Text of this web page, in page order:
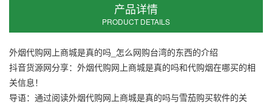
产品详情
PRODUCT DETAILS
外烟代购网上商城是真的吗_怎么网购台湾的东西的介绍
抖音货源网分享：外烟代购网上商城是真的吗和代购烟在哪买的相
关信息！
导语：通过阅读外烟代购网上商城是真的吗与雪茄购买软件的关